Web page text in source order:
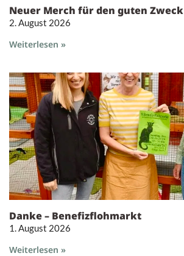
Neuer Merch für den guten Zweck
2. August 2026
Weiterlesen »
Danke – Benefizflohmarkt
1. August 2026
Weiterlesen »